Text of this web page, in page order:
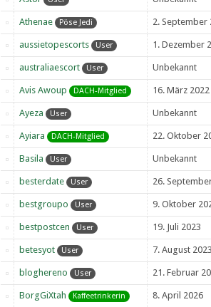
Athenae Pöse Jedi 2. September
aussietopescorts User 1. Dezember
australiaescort User Unbekannt
Avis Awoup DACH-Mitglied 16. März 2022
Ayeza User Unbekannt
Ayiara DACH-Mitglied 22. Oktober
Basila User Unbekannt
besterdate User 26.
bestgroupo User 9. Oktober
bestpostcen User 19. Juli 2023
betesyot User 7. August 2023
bloghereno User 21. Februar
BorgGiXtah Kaffeetrinkerin 8. April 2026